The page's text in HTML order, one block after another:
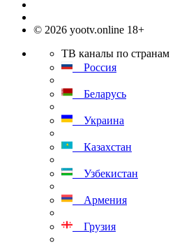
© 2026 yootv.online 18+
ТВ каналы по странам
Россия
Беларусь
Украина
Казахстан
Узбекистан
Армения
Грузия